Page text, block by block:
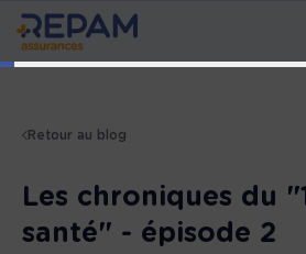
Retour au blog
Les chroniques du
santé" - épisode 2